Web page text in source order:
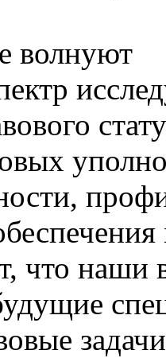
волнуют
что